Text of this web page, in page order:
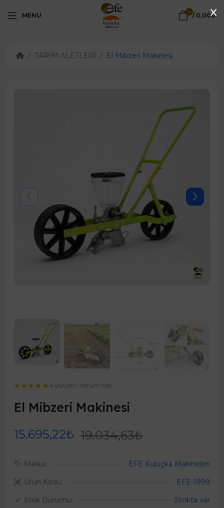
MENU 0 / 0,00₺
TARIM ALETLERİ El Mibzeri Makinesi
4 yorum /Yorum Yap
El Mibzeri Makinesi
15.695,22₺ 19.034,63₺
Marka:
EFE Kuluçka Makineleri
Ürün Kodu:
EFE-1999
Stok Durumu:
Stokta var